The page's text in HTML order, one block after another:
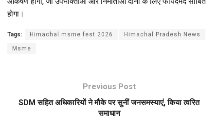
होगा।
Tags: Himachal msme fest 2026 Himachal Pradesh News
Msme
Previous Post
SDM सहित अधिकारियों ने मौके पर सुनीं जनसमस्याएं, किया त्वरित
समाधान